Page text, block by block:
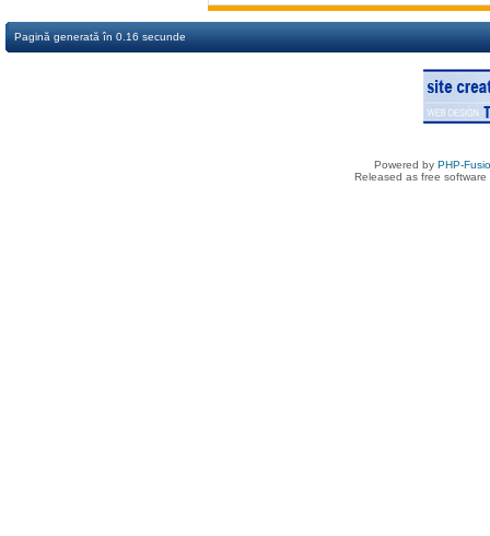
Pagină generată în 0.16 secunde
Powered by PHP-
Released as free